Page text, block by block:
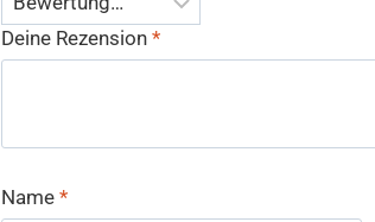
Deine Rezension*
Name*